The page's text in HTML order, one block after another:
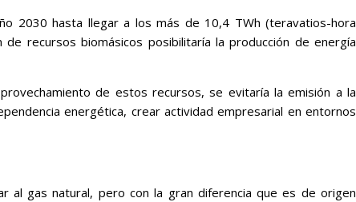
2030 hasta llegar a los más de 10,4 TWh (teravatios-hora
recursos biomásicos posibilitaría la producción de energía
de estos recursos, se evitaría la emisión a la
energética, crear actividad empresarial en entornos
al gas natural, pero con la gran diferencia que es de origen